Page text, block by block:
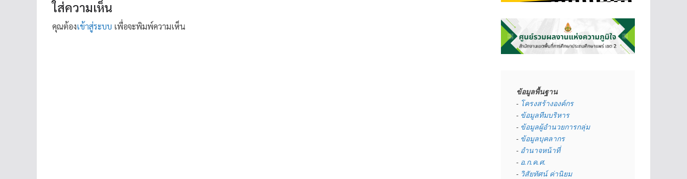
ใส่ความเห็น
คุณต้องเข้าสู่ระบบ เพื่อจะพิมพ์ความเห็น
ข้อมูลพื้นฐาน
- โครงสร้างองค์กร
- ข้อมูลทีมบริหาร
- ข้อมูลผู้อำนวยการกลุ่ม
- ข้อมูลบุคลากร
- อำนาจหน้าที่
- อ.ก.ค.ศ.
- วิสัยทัศน์ ค่านิยม